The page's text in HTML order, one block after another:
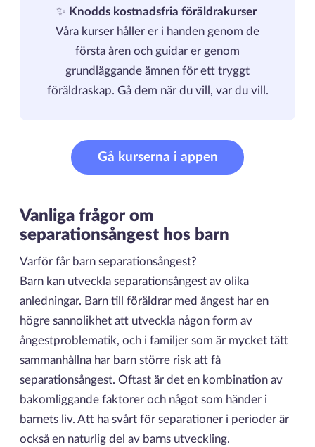
✨ Knodds kostnadsfria föräldrakurser
Våra kurser håller er i handen genom de
första åren och guidar er genom
grundläggande ämnen för ett tryggt
föräldraskap. Gå dem när du vill, var du vill.
Gå kurserna i appen
Vanliga frågor om
separationsångest hos barn
Varför får barn separationsångest?
Barn kan utveckla separationsångest av olika
anledningar. Barn till föräldrar med ångest har en
högre sannolikhet att utveckla någon form av
ångestproblematik, och i familjer som är mycket tätt
sammanhållna har barn större risk att få
separationsångest. Oftast är det en kombination av
bakomliggande faktorer och något som händer i
barnets liv. Att ha svårt för separationer i perioder är
också en naturlig del av barns utveckling.